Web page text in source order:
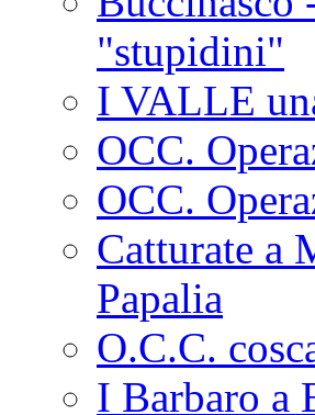
"stupidini"
I VALLE
OCC.
OCC.
Catturate a
Papalia
O.C.C.
I Barbaro a